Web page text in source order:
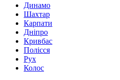
Динамо
Шахтар
Карпати
Дніпро
Кривбас
Полісся
Рух
Колос